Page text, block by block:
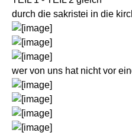
durch die sakristei in die
wer von uns hat nicht vor